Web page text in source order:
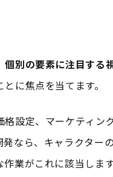
別の要素に注目する
に焦点を当てます。
設定、マーケティ
なら、キャラクタ
業がこれに該当します